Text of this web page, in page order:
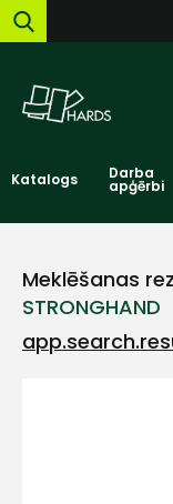
Katalogs Darba
apģērbi
Meklēšanas
STRONGHAND